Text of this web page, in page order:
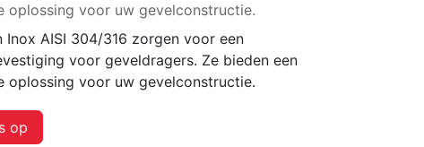
oplossing voor uw gevelconstructie.
Inox AISI 304/316 zorgen voor een
voor geveldragers. Ze bieden een
oplossing voor uw gevelconstructie.
op